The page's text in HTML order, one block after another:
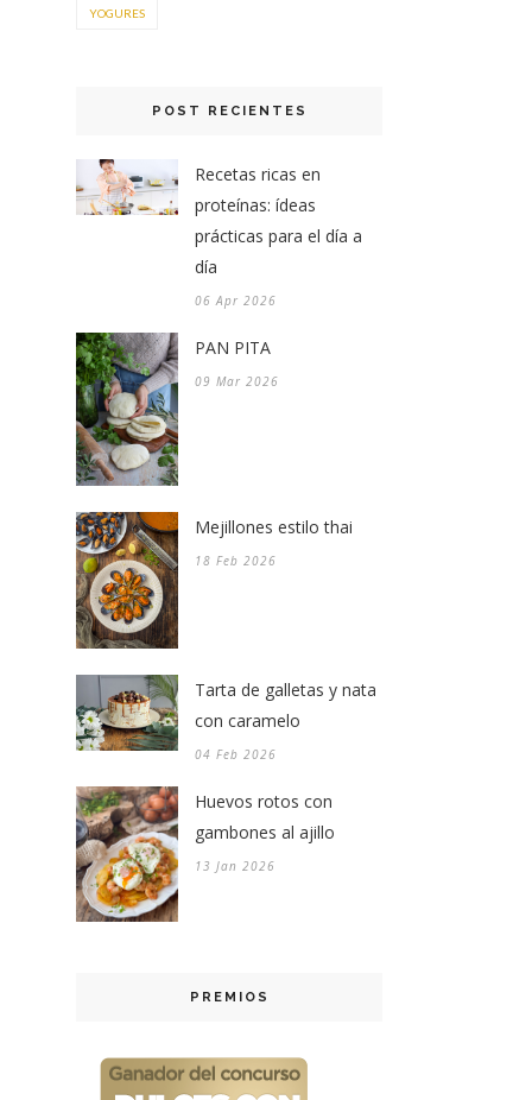
YOGURES
POST RECIENTES
Recetas ricas en
proteínas: ídeas
prácticas para el día a
día
06 Apr 2026
PAN PITA
09 Mar 2026
Mejillones estilo thai
18 Feb 2026
Tarta de galletas y nata
con caramelo
04 Feb 2026
Huevos rotos con
gambones al ajillo
13 Jan 2026
PREMIOS